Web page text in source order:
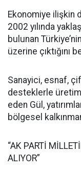
Ekonomiye ilişkin
2002 yılında
bulunan
üzerine çıktığını
Sanayici, esnaf,
desteklerle üretim
eden Gül,
bölgesel
“AK PARTİ
ALIYOR”